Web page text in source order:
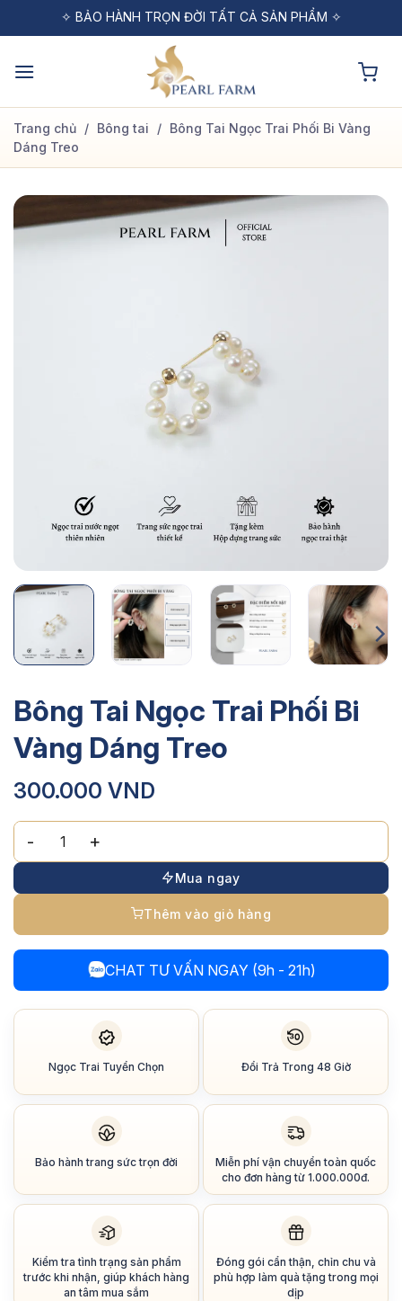
qua
dung
✧ BẢO HÀNH TRỌN ĐỜI TẤT CẢ SẢN PHẨM ✧
✧ MIỄN PHÍ VẬN CHUYỂN CHO ĐƠN HÀNG TỪ 1 TRIỆU ✧
✧ ĐỔI TRẢ MIỄN PHÍ TRONG VÒNG 48H ✧
Trang chủ / Bông tai / Bông Tai Ngọc Trai Phối Bi Vàng
Dáng Treo
Bông Tai Ngọc Trai Phối Bi
Vàng Dáng Treo
300.000 VND
Bông Tai Ngọc Trai Phối Bi Vàng Dáng Treo số lượng
Mua ngay
Thêm vào giỏ hàng
CHAT TƯ VẤN NGAY (9h - 21h)
Ngọc Trai Tuyển Chọn Đổi Trả Trong 48 Giờ
Bảo hành trang sức trọn đời
Miễn phí vận chuyển toàn quốc
cho đơn hàng từ 1.000.000đ.
Kiểm tra tình trạng sản phẩm
trước khi nhận, giúp khách hàng
an tâm mua sắm
Đóng gói cẩn thận, chỉn chu và
phù hợp làm quà tặng trong mọi
dịp